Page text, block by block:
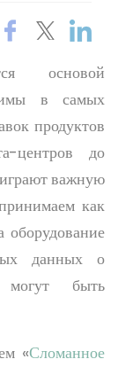
основой
в самых
продуктов
центров до
важную
как
данных о
могут быть
«Сломанное